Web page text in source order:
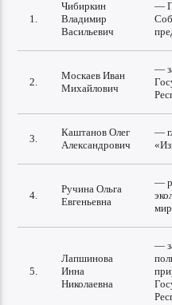
1.
Чибиркин
Владимир
Васильевич
—
2.
Москаев Иван
Михайлович
—
3.
Каштанов Олег
Александрович
—
4.
Ручина Ольга
Евгеньевна
—
5.
Лапшинова
Инна
Николаевна
—